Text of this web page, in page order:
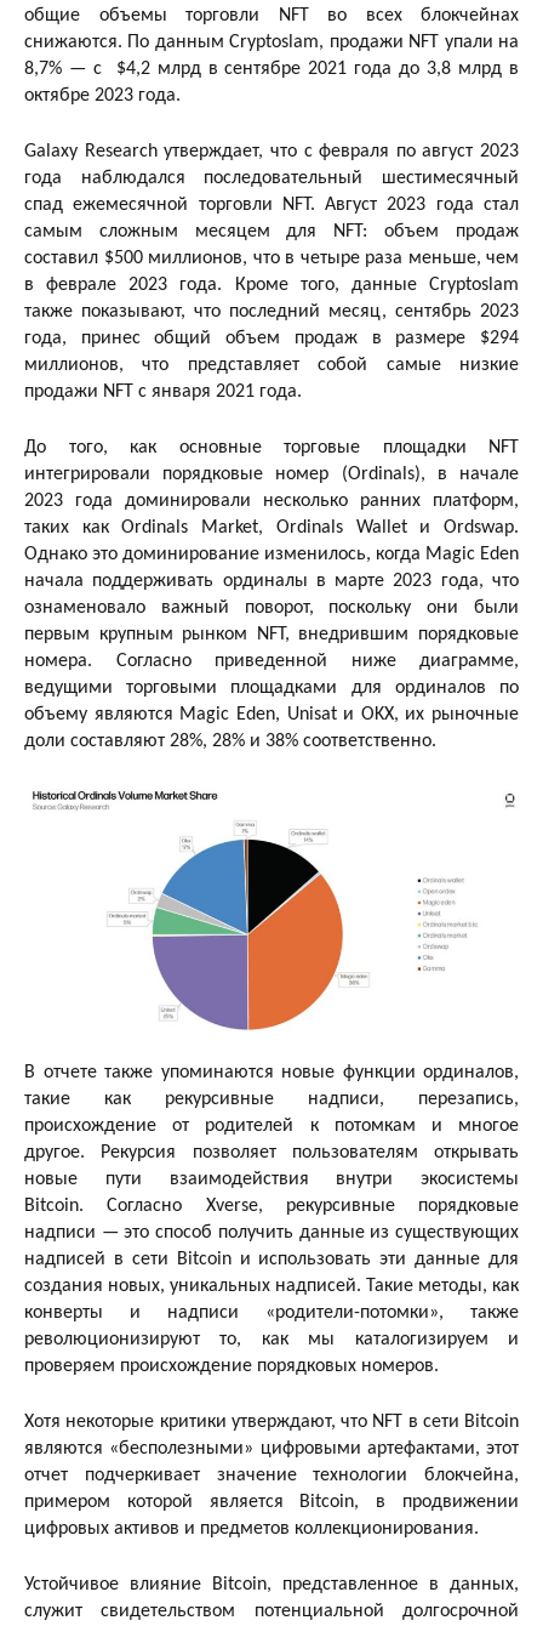
общие объемы торговли NFT во всех блокчейнах
снижаются. По данным Cryptoslam, продажи NFT упали на
8,7% — с $4,2 млрд в сентябре 2021 года до 3,8 млрд в
октябре 2023 года.
Galaxy Research утверждает, что с февраля по август 2023
года наблюдался последовательный шестимесячный
спад ежемесячной торговли NFT. Август 2023 года стал
самым сложным месяцем для NFT: объем продаж
составил $500 миллионов, что в четыре раза меньше, чем
в феврале 2023 года. Кроме того, данные Cryptoslam
также показывают, что последний месяц, сентябрь 2023
года, принес общий объем продаж в размере $294
миллионов, что представляет собой самые низкие
продажи NFT с января 2021 года.
До того, как основные торговые площадки NFT
интегрировали порядковые номер (Ordinals), в начале
2023 года доминировали несколько ранних платформ,
таких как Ordinals Market, Ordinals Wallet и Ordswap.
Однако это доминирование изменилось, когда Magic Eden
начала поддерживать ординалы в марте 2023 года, что
ознаменовало важный поворот, поскольку они были
первым крупным рынком NFT, внедрившим порядковые
номера. Согласно приведенной ниже диаграмме,
ведущими торговыми площадками для ординалов по
объему являются Magic Eden, Unisat и OKX, их рыночные
доли составляют 28%, 28% и 38% соответственно.
В отчете также упоминаются новые функции ординалов,
такие как рекурсивные надписи, перезапись,
происхождение от родителей к потомкам и многое
другое. Рекурсия позволяет пользователям открывать
новые пути взаимодействия внутри экосистемы
Bitcoin. Согласно Xverse, рекурсивные порядковые
надписи — это способ получить данные из существующих
надписей в сети Bitcoin и использовать эти данные для
создания новых, уникальных надписей. Такие методы, как
конверты и надписи «родители-потомки», также
революционизируют то, как мы каталогизируем и
проверяем происхождение порядковых номеров.
Хотя некоторые критики утверждают, что NFT в сети Bitcoin
являются «бесполезными» цифровыми артефактами, этот
отчет подчеркивает значение технологии блокчейна,
примером которой является Bitcoin, в продвижении
цифровых активов и предметов коллекционирования.
Устойчивое влияние Bitcoin, представленное в данных,
служит свидетельством потенциальной долгосрочной